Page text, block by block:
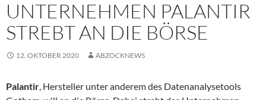
UNTERNEHMEN PALANTIR
STREBT AN DIE BÖRSE
12. OKTOBER 2020 ABZOCKNEWS
Palantir, Hersteller unter anderem des Datenanalysetools